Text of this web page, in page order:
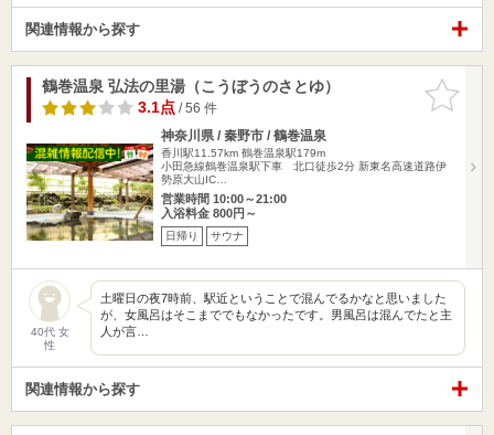
関連情報から探す
お気に入
りに追加
鶴巻温泉 弘法の里湯（こうぼうのさとゆ）
3.1点/ 56 件
神奈川県 / 秦野市 / 鶴巻温泉
香川駅11.57km 鶴巻温泉駅179m
小田急線鶴巻温泉駅下車 北口徒歩2分 新東名高速道路伊
勢原大山IC…
営業時間 10:00～21:00
入浴料金 800円～
日帰り サウナ
40代 女
性
土曜日の夜7時前、駅近ということで混んでるかなと思いました
が、女風呂はそこまででもなかったです。男風呂は混んでたと主
人が言…
関連情報から探す